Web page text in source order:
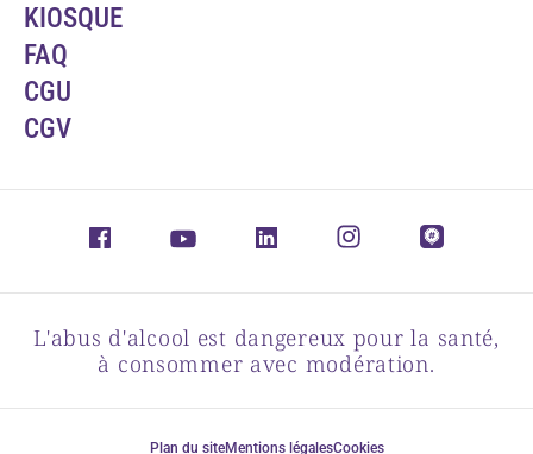
KIOSQUE
FAQ
CGU
CGV
L'abus d'alcool est dangereux pour la santé,
à consommer avec modération.
Plan du siteMentions légalesCookies